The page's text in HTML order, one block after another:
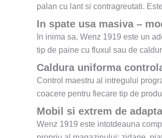
palan cu lant si contragreutati.
In spate usa masiva –
In inima sa, Wenz 1919 este un
tip de paine cu fluxul sau de
Caldura uniforma
Control maestru al intregului
coacere pentru fiecare tip de
Mobil si extrem de
Wenz 1919 este intotdeauna